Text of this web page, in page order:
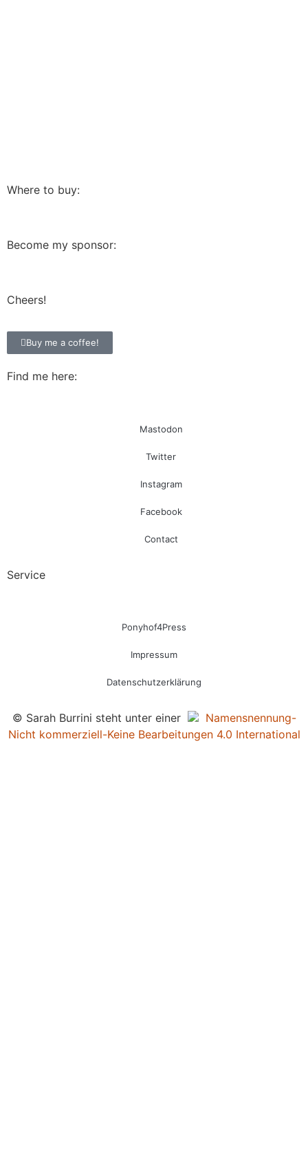
Where to buy:
Become my sponsor:
Cheers!
Buy me a coffee!
Find me here:
Mastodon
Twitter
Instagram
Facebook
Contact
Service
Ponyhof4Press
Impressum
Datenschutzerklärung
© Sarah Burrini steht unter einer
Namensnennung-
Nicht kommerziell-Keine Bearbeitungen 4.0 International